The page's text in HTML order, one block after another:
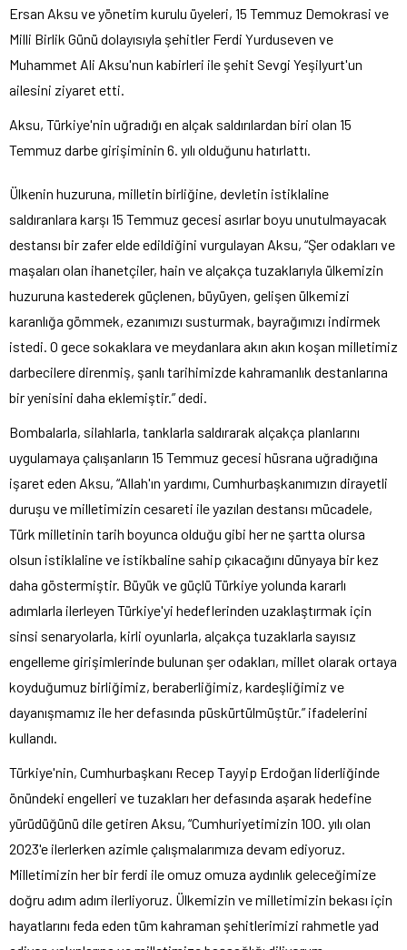
Ersan Aksu ve yönetim kurulu üyeleri, 15 Temmuz Demokrasi ve
Milli Birlik Günü dolayısıyla şehitler Ferdi Yurduseven ve
Muhammet Ali Aksu'nun kabirleri ile şehit Sevgi Yeşilyurt'un
ailesini ziyaret etti.
Aksu, Türkiye'nin uğradığı en alçak saldırılardan biri olan 15
Temmuz darbe girişiminin 6. yılı olduğunu hatırlattı.
Ülkenin huzuruna, milletin birliğine, devletin istiklaline
saldıranlara karşı 15 Temmuz gecesi asırlar boyu unutulmayacak
destansı bir zafer elde edildiğini vurgulayan Aksu, “Şer odakları ve
maşaları olan ihanetçiler, hain ve alçakça tuzaklarıyla ülkemizin
huzuruna kastederek güçlenen, büyüyen, gelişen ülkemizi
karanlığa gömmek, ezanımızı susturmak, bayrağımızı indirmek
istedi. O gece sokaklara ve meydanlara akın akın koşan milletimiz
darbecilere direnmiş, şanlı tarihimizde kahramanlık destanlarına
bir yenisini daha eklemiştir.” dedi.
Bombalarla, silahlarla, tanklarla saldırarak alçakça planlarını
uygulamaya çalışanların 15 Temmuz gecesi hüsrana uğradığına
işaret eden Aksu, “Allah'ın yardımı, Cumhurbaşkanımızın dirayetli
duruşu ve milletimizin cesareti ile yazılan destansı mücadele,
Türk milletinin tarih boyunca olduğu gibi her ne şartta olursa
olsun istiklaline ve istikbaline sahip çıkacağını dünyaya bir kez
daha göstermiştir. Büyük ve güçlü Türkiye yolunda kararlı
adımlarla ilerleyen Türkiye'yi hedeflerinden uzaklaştırmak için
sinsi senaryolarla, kirli oyunlarla, alçakça tuzaklarla sayısız
engelleme girişimlerinde bulunan şer odakları, millet olarak ortaya
koyduğumuz birliğimiz, beraberliğimiz, kardeşliğimiz ve
dayanışmamız ile her defasında püskürtülmüştür.” ifadelerini
kullandı.
Türkiye'nin, Cumhurbaşkanı Recep Tayyip Erdoğan liderliğinde
önündeki engelleri ve tuzakları her defasında aşarak hedefine
yürüdüğünü dile getiren Aksu, “Cumhuriyetimizin 100. yılı olan
2023'e ilerlerken azimle çalışmalarımıza devam ediyoruz.
Milletimizin her bir ferdi ile omuz omuza aydınlık geleceğimize
doğru adım adım ilerliyoruz. Ülkemizin ve milletimizin bekası için
hayatlarını feda eden tüm kahraman şehitlerimizi rahmetle yad